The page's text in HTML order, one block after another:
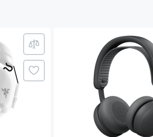
пользователя
талон
кейс